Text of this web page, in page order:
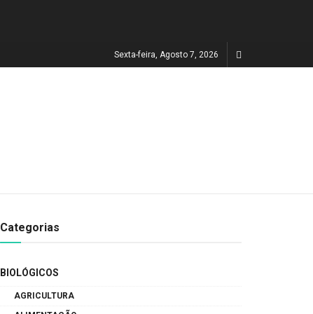
Sexta-feira, Agosto 7, 2026
Categorias
BIOLÓGICOS
AGRICULTURA